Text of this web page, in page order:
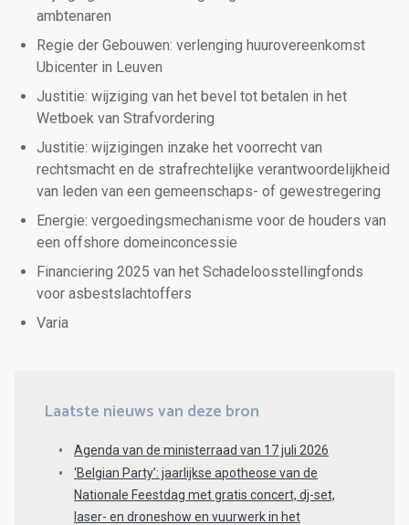
ambtenaren
Regie der Gebouwen: verlenging huurovereenkomst
Ubicenter in Leuven
Justitie: wijziging van het bevel tot betalen in het
Wetboek van Strafvordering
Justitie: wijzigingen inzake het voorrecht van
rechtsmacht en de strafrechtelijke verantwoordelijkheid
van leden van een gemeenschaps- of gewestregering
Energie: vergoedingsmechanisme voor de houders van
een offshore domeinconcessie
Financiering 2025 van het Schadeloosstellingfonds
voor asbestslachtoffers
Varia
Laatste nieuws van deze bron
Agenda van de ministerraad van 17 juli 2026
‘Belgian Party’: jaarlijkse apotheose van de
Nationale Feestdag met gratis concert, dj-set,
laser- en droneshow en vuurwerk in het